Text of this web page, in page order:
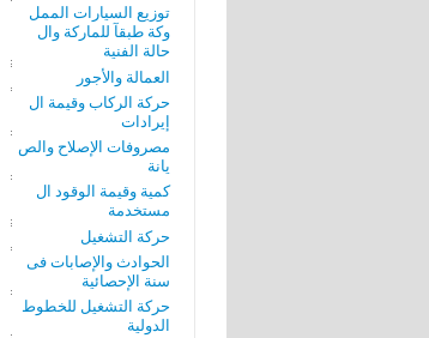
توزيع السيارات الممل
وكة طبقآ للماركة وال
حالة الفنية
العمالة والأجور
حركة الركاب وقيمة ال
إيرادات
مصروفات الإصلاح والص
يانة
كمية وقيمة الوقود ال
مستخدمة
حركة التشغيل
الحوادث والإصابات فى
سنة الإحصائية
حركة التشغيل للخطوط
الدولية